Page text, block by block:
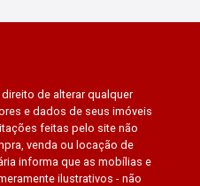
de alterar qualquer
e dados de seus imóveis
feitas pelo site não
venda ou locação de
informa que as mobílias e
ilustrativos - não